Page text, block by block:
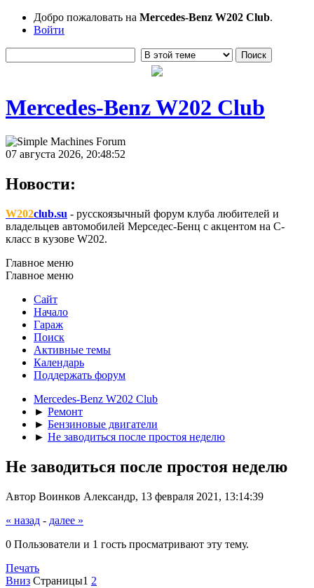
Добро пожаловать на Mercedes-Benz W202 Club.
Войти
Mercedes-Benz W202 Club
07 августа 2026, 20:48:52
Новости:
W202club.su - русскоязычный форум клуба любителей и
владельцев автомобилей Мерседес-Бенц с акцентом на C-
класс в кузове W202.
Главное меню
Главное меню
Сайт
Начало
Гараж
Поиск
Активные темы
Календарь
Поддержать форум
Mercedes-Benz W202 Club
► Ремонт
► Бензиновые двигатели
► Не заводиться после простоя неделю
Не заводиться после простоя неделю
Автор Воинков Александр, 13 февраля 2021, 13:14:39
« назад - далее »
0 Пользователи и 1 гость просматривают эту тему.
Печать
Вниз Страницы1 2